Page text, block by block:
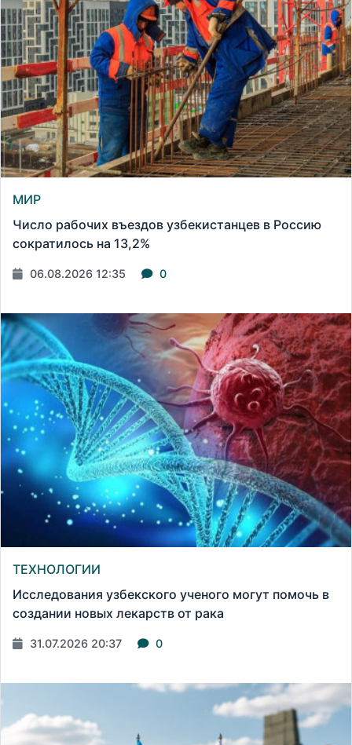
МИР
Число рабочих въездов узбекистанцев в Россию
сократилось на 13,2%
06.08.2026 12:35 0
ТЕХНОЛОГИИ
Исследования узбекского ученого могут помочь в
создании новых лекарств от рака
31.07.2026 20:37 0